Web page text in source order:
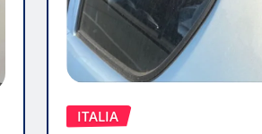
ITALIA